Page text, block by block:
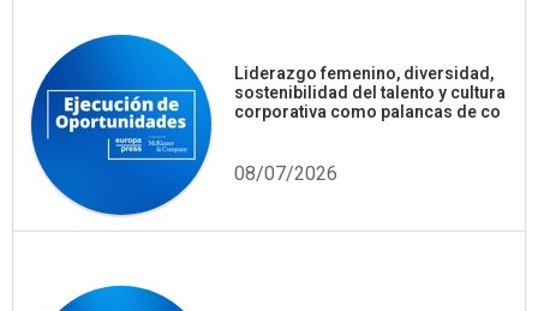
Liderazgo femenino, diversidad,
sostenibilidad del talento y cultura
corporativa como palancas de co
08/07/2026